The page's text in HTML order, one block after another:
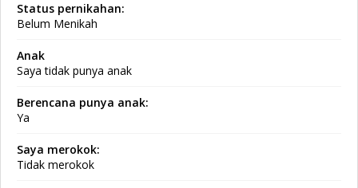
Status pernikahan:
Belum Menikah
Anak
Saya tidak punya anak
Berencana punya anak:
Ya
Saya merokok:
Tidak merokok